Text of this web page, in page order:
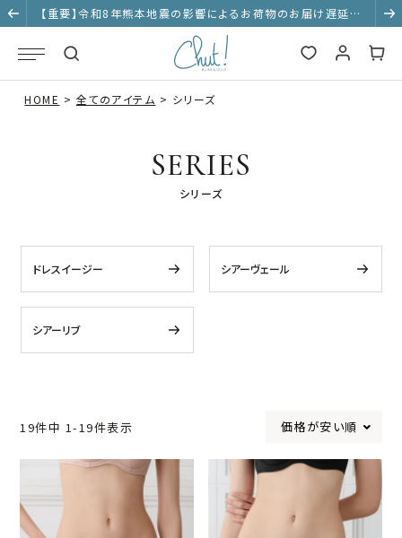
【重要】令和8年熊本地震の影響によるお荷物のお届け遅延に
ついて
HOME 全てのアイテム シリーズ
SERIES
シリーズ
ドレスイージー シアーヴェール
シアーリブ
価格が安い順
19件中 1- 19件表示